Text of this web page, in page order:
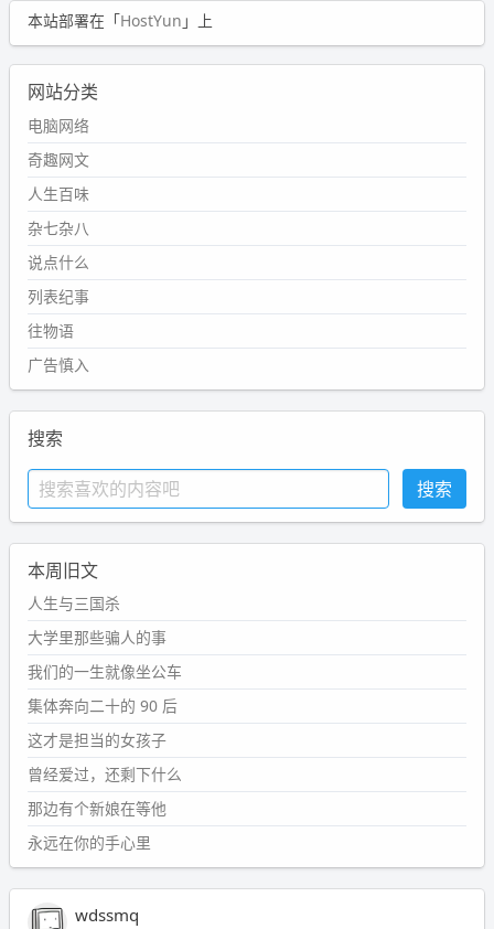
本站部署在「HostYun 」上
网站分类
电脑网络
奇趣网文
人生百味
杂七杂八
说点什么
列表纪事
往物语
广告慎入
搜索
本周旧文
人生与三国杀
大学里那些骗人的事
我们的一生就像坐公车
集体奔向二十的 90 后
这才是担当的女孩子
曾经爱过，还剩下什么
那边有个新娘在等他
永远在你的手心里
wdssmq